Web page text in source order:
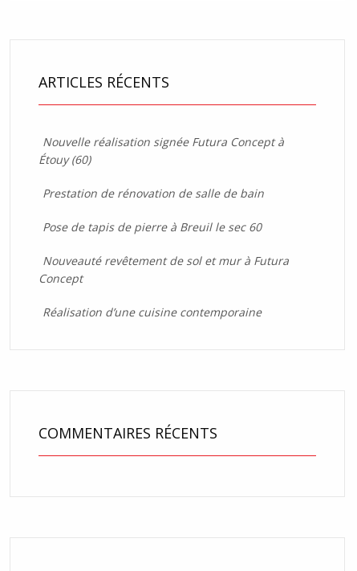
ARTICLES RÉCENTS
Nouvelle réalisation signée Futura Concept à
Étouy (60)
Prestation de rénovation de salle de bain
Pose de tapis de pierre à Breuil le sec 60
Nouveauté revêtement de sol et mur à Futura
Concept
Réalisation d’une cuisine contemporaine
COMMENTAIRES RÉCENTS